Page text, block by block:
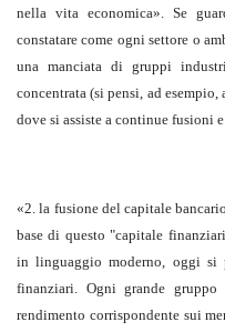
nella vita economica». Se
constatare come ogni settore o
una manciata di gruppi
concentrata (si pensi, ad
dove si assiste a continue fusioni
«2. la fusione del capitale
base di questo "capitale
in linguaggio moderno, oggi si
finanziari. Ogni grande
rendimento corrispondente sui